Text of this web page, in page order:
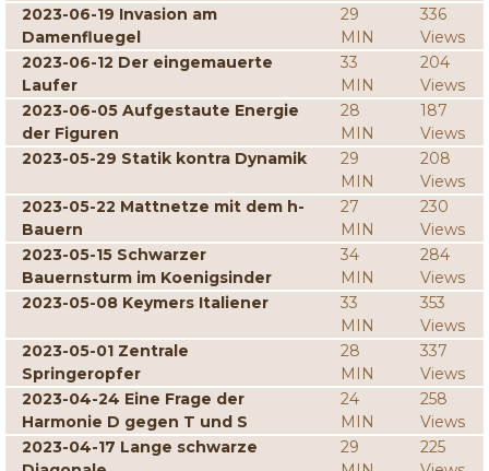
2023-06-19 Invasion am
Damenfluegel
29
MIN
336
Views
2023-06-12 Der eingemauerte
Laufer
33
MIN
204
Views
2023-06-05 Aufgestaute Energie
der Figuren
28
MIN
187
Views
2023-05-29 Statik kontra Dynamik
29
MIN
208
Views
2023-05-22 Mattnetze mit dem h-
Bauern
27
MIN
230
Views
2023-05-15 Schwarzer
Bauernsturm im Koenigsinder
34
MIN
284
Views
2023-05-08 Keymers Italiener
33
MIN
353
Views
2023-05-01 Zentrale
Springeropfer
28
MIN
337
Views
2023-04-24 Eine Frage der
Harmonie D gegen T und S
24
MIN
258
Views
2023-04-17 Lange schwarze
29
225